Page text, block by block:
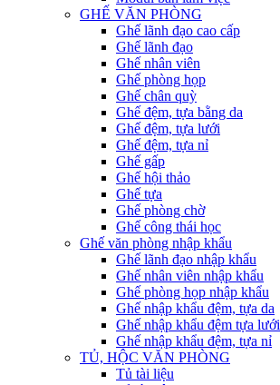
GHẾ VĂN PHÒNG
Ghế lãnh đạo cao cấp
Ghế lãnh đạo
Ghế nhân viên
Ghế phòng họp
Ghế chân quỳ
Ghế đệm, tựa bằng da
Ghế đệm, tựa lưới
Ghế đệm, tựa nỉ
Ghế gấp
Ghế hội thảo
Ghế tựa
Ghế phòng chờ
Ghế công thái học
Ghế văn phòng nhập khẩu
Ghế lãnh đạo nhập khẩu
Ghế nhân viên nhập khẩu
Ghế phòng họp nhập khẩu
Ghế nhập khẩu đệm, tựa da
Ghế nhập khẩu đệm tựa lưới
Ghế nhập khẩu đệm, tựa nỉ
TỦ, HỘC VĂN PHÒNG
Tủ tài liệu